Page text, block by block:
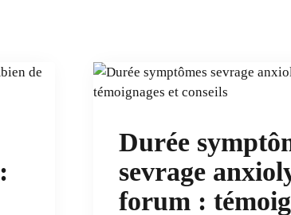
Durée
sevrage
forum :